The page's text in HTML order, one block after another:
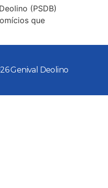
(PSDB)
que
Genival Deolino